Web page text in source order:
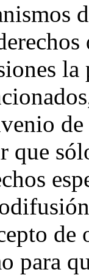
que
de
para